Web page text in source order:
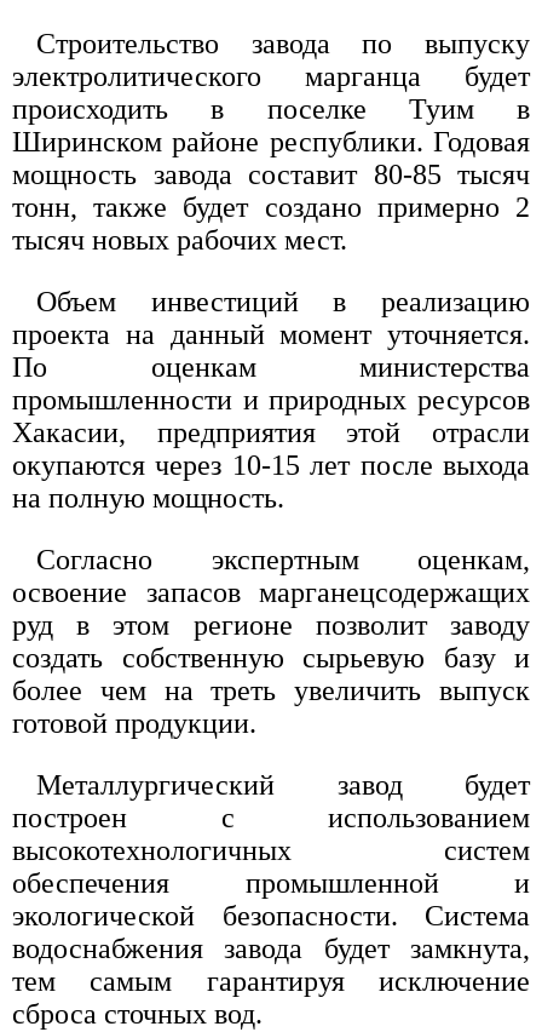
Строительство завода по выпуску
электролитического марганца будет
происходить в поселке Туим в
Ширинском районе республики. Годовая
мощность завода составит 80-85 тысяч
тонн, также будет создано примерно 2
тысяч новых рабочих мест.
Объем инвестиций в реализацию
проекта на данный момент уточняется.
По оценкам министерства
промышленности и природных ресурсов
Хакасии, предприятия этой отрасли
окупаются через 10-15 лет после выхода
на полную мощность.
Согласно экспертным оценкам,
освоение запасов марганецсодержащих
руд в этом регионе позволит заводу
создать собственную сырьевую базу и
более чем на треть увеличить выпуск
готовой продукции.
Металлургический завод будет
построен с использованием
высокотехнологичных систем
обеспечения промышленной и
экологической безопасности. Система
водоснабжения завода будет замкнута,
тем самым гарантируя исключение
сброса сточных вод.